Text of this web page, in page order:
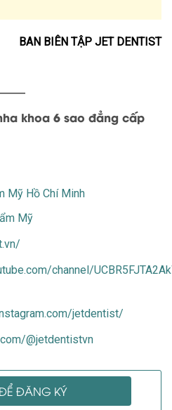
BAN BIÊN TẬP JET DENTIST
khoa 6 sao đẳng cấp
Mỹ Hồ Chí Minh
Mỹ
channel/
jetdentist/
@jetdentistvn
ĐĂNG KÝ